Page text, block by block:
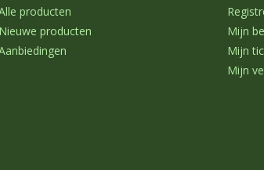
producten
Nieuwe producten
Mijn
Mijn
Mijn